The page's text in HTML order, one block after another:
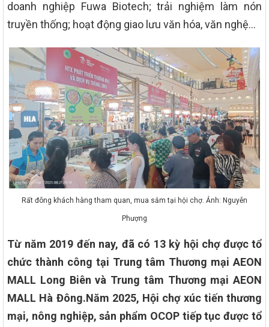
doanh nghiệp Fuwa Biotech; trải nghiệm làm nón
truyền thống; hoạt động giao lưu văn hóa, văn nghệ…
Rất đông khách hàng tham quan, mua sắm tại hội chợ. Ảnh: Nguyễn
Phượng
Từ năm 2019 đến nay, đã có 13 kỳ hội chợ được tổ
chức thành công tại Trung tâm Thương mại AEON
MALL Long Biên và Trung tâm Thương mại AEON
MALL Hà Đông.Năm 2025, Hội chợ xúc tiến thương
mại, nông nghiệp, sản phẩm OCOP tiếp tục được tổ